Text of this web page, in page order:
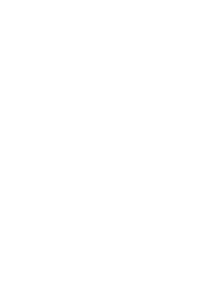
с помощью
разработанной для